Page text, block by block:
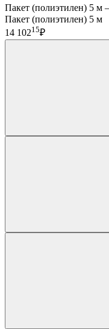
Пакет (полиэтилен) 5 м
Пакет (полиэтилен) 5 м
14 10215₽